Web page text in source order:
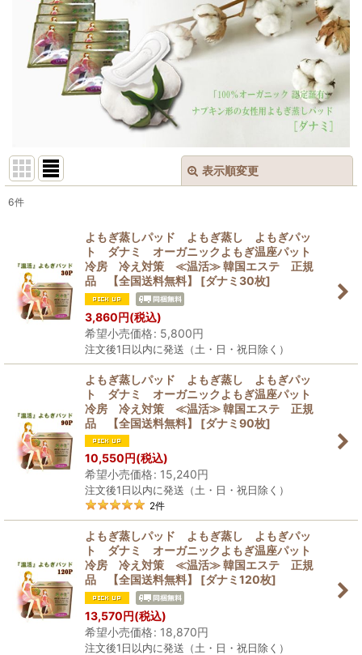
表示順変更
並び順:
絞り込む
6件
よもぎ蒸しパッド よもぎ蒸し よもぎパッ
ト ダナミ オーガニックよもぎ温座パット
冷房 冷え対策 ≪温活≫ 韓国エステ 正規
品 【全国送料無料】
[ダナミ30枚]
3,860円(税込)
希望小売価格: 5,800円
注文後1日以内に発送（土・日・祝日除く）
よもぎ蒸しパッド よもぎ蒸し よもぎパッ
ト ダナミ オーガニックよもぎ温座パット
冷房 冷え対策 ≪温活≫ 韓国エステ 正規
品 【全国送料無料】
[ダナミ90枚]
10,550円(税込)
希望小売価格: 15,240円
注文後1日以内に発送（土・日・祝日除く）
2件
よもぎ蒸しパッド よもぎ蒸し よもぎパッ
ト ダナミ オーガニックよもぎ温座パット
冷房 冷え対策 ≪温活≫ 韓国エステ 正規
品 【全国送料無料】
[ダナミ120枚]
13,570円(税込)
希望小売価格: 18,870円
注文後1日以内に発送（土・日・祝日除く）